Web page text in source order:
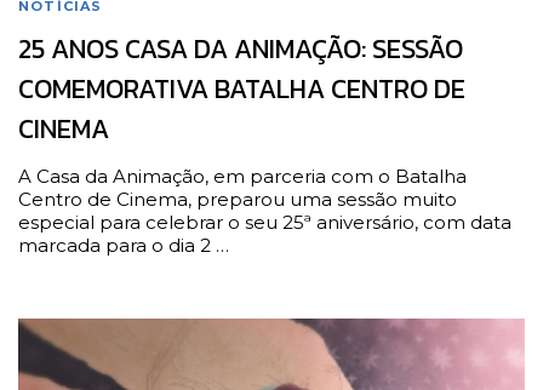
NOTÍCIAS
25 ANOS CASA DA ANIMAÇÃO: SESSÃO
COMEMORATIVA BATALHA CENTRO DE
CINEMA
A Casa da Animação, em parceria com o Batalha
Centro de Cinema, preparou uma sessão muito
especial para celebrar o seu 25ª aniversário, com data
marcada para o dia 2 …